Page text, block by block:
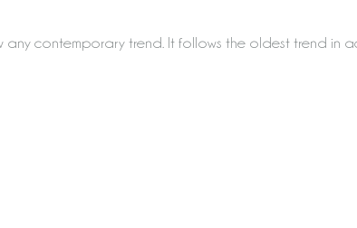
contemporary trend. It follows the oldest trend in